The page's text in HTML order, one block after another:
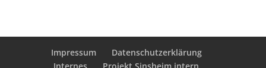
Impressum
Datenschutzerklärung